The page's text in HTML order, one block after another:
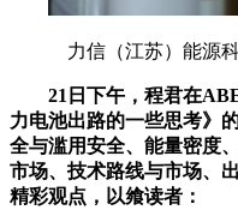
力信（江苏）能源
21日下午，程君在
力电池出路的一些思考》
全与滥用安全、能量密度
市场、技术路线与市场、
精彩观点，以飨读者：